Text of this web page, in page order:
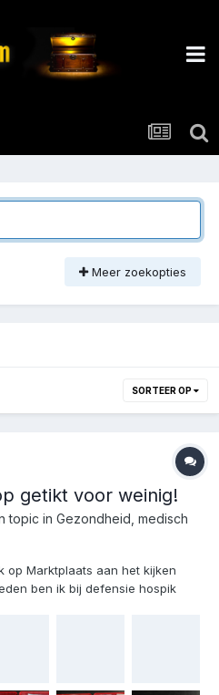
Meer zoekopties
SORTEER OP
getikt voor weinig!
topic in Gezondheid, medisch
op Marktplaats aan het kijken
ben ik bij defensie hospik